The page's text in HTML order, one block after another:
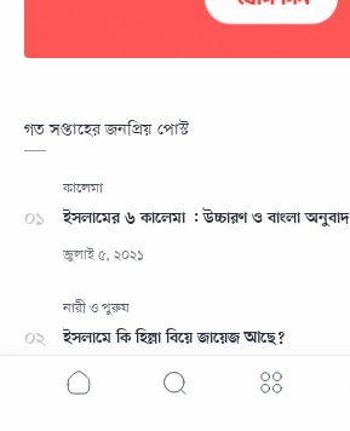
গত সপ্তাহের জনপ্রিয় পোস্ট
ইসলামের ৬ কালেমা : উচ্চারণ ও বাংলা অনুবাদ
ইসলামে কি হিল্লা বিয়ে জায়েজ আছে?